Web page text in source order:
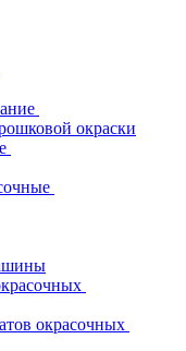
окраски
окрасочных